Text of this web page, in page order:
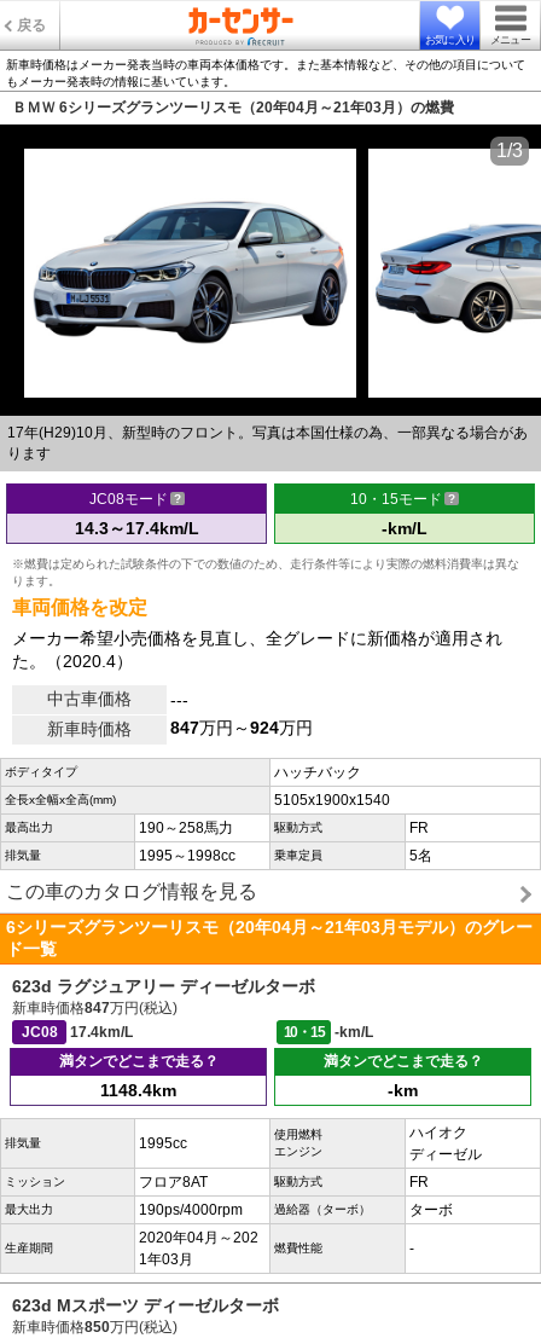
戻る
お気に入り メニュー
新車時価格はメーカー発表当時の車両本体価格です。また基本情報など、その他の項目について
もメーカー発表時の情報に基いています。
ＢＭＷ 6シリーズグランツーリスモ（20年04月～21年03月）の燃費
17年(H29)10月、新型時のフロント。写真は本国仕様の為、一部異なる場合があ
ります
1/3
JC08モード
14.3～17.4km/L
10・15モード
-km/L
※燃費は定められた試験条件の下での数値のため、走行条件等により実際の燃料消費率は異な
ります。
車両価格を改定
メーカー希望小売価格を見直し、全グレードに新価格が適用され
た。（2020.4）
中古車価格
---
新車時価格
847万円～924万円
ボディタイプ ハッチバック
全長x全幅x全高(mm) 5105x1900x1540
最高出力 190～258馬力 駆動方式 FR
排気量 1995～1998cc 乗車定員 5名
この車のカタログ情報を見る
6シリーズグランツーリスモ（20年04月～21年03月モデル）のグレー
ド一覧
623d ラグジュアリー ディーゼルターボ
新車時価格847万円(税込)
JC08
17.4km/L 10・15
-km/L
満タンでどこまで走る？
1148.4km
満タンでどこまで走る？
-km
排気量 1995cc
使用燃料
エンジン
ハイオク
ディーゼル
ミッション フロア8AT 駆動方式 FR
最大出力 190ps/4000rpm 過給器（ターボ） ターボ
生産期間
2020年04月～202
1年03月
燃費性能 -
623d Mスポーツ ディーゼルターボ
新車時価格850万円(税込)